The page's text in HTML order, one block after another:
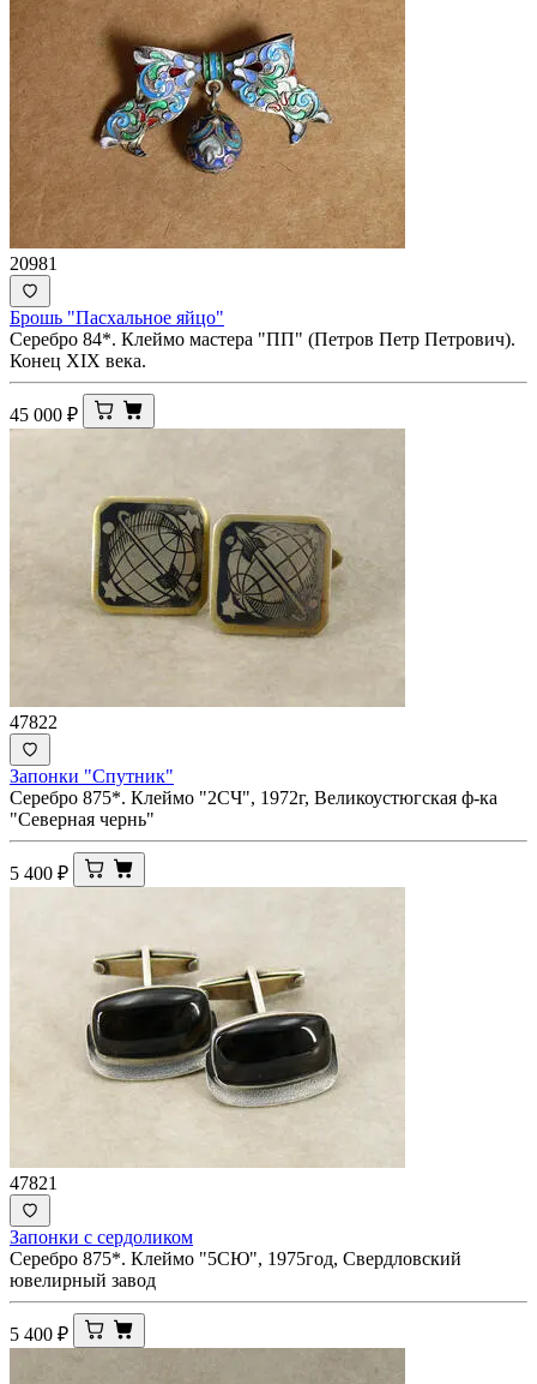
20981
Брошь "Пасхальное яйцо"
Серебро 84*. Клеймо мастера "ПП" (Петров Петр Петрович).
Конец XIX века.
45 000 ₽
47822
Запонки "Спутник"
Серебро 875*. Клеймо "2СЧ", 1972г, Великоустюгская ф-ка
"Северная чернь"
5 400 ₽
47821
Запонки с сердоликом
Серебро 875*. Клеймо "5СЮ", 1975год, Свердловский
ювелирный завод
5 400 ₽